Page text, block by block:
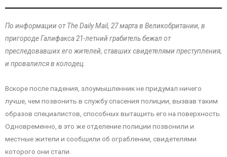
По информации от The Daily Mail, 27 марта в Великобритании, в
пригороде Галифакса 21-летний грабитель бежал от
преследовавших его жителей, ставших свидетелями преступления,
и провалился в колодец.
Вскоре после падения, злоумышленник не придумал ничего
лучше, чем позвонить в службу спасения полиции, вызвав таким
образов специалистов, способных вытащить его на поверхность.
Одновременно, в это же отделение полиции позвонили и
местные жители и сообщили об ограблении, свидетелями
которого они стали.